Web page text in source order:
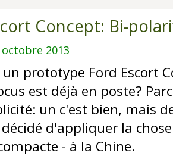
Concept: Bi-
2013
prototype Ford Escort
est déjà en poste?
un c'est bien, mais
décidé d'appliquer la
- à la Chine.